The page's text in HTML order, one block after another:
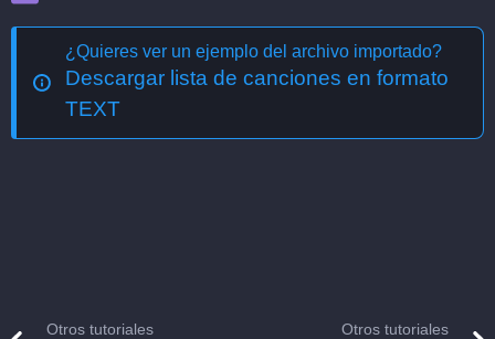
¿Quieres ver un ejemplo del archivo importado?
Descargar lista de canciones en formato
TEXT
Otros tutoriales Otros tutoriales